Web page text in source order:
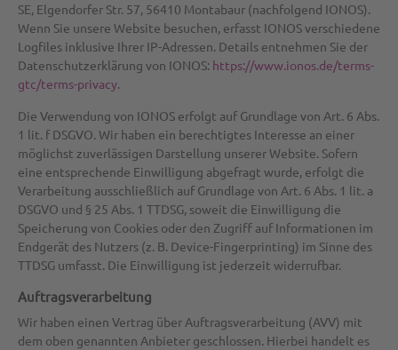
SE, Elgendorfer Str. 57, 56410 Montabaur (nachfolgend IONOS).
Wenn Sie unsere Website besuchen, erfasst IONOS verschiedene
Logfiles inklusive Ihrer IP-Adressen. Details entnehmen Sie der
Datenschutzerklärung von IONOS: https://www.ionos.de/terms-
gtc/terms-privacy.
Die Verwendung von IONOS erfolgt auf Grundlage von Art. 6 Abs.
1 lit. f DSGVO. Wir haben ein berechtigtes Interesse an einer
möglichst zuverlässigen Darstellung unserer Website. Sofern
eine entsprechende Einwilligung abgefragt wurde, erfolgt die
Verarbeitung ausschließlich auf Grundlage von Art. 6 Abs. 1 lit. a
DSGVO und § 25 Abs. 1 TTDSG, soweit die Einwilligung die
Speicherung von Cookies oder den Zugriff auf Informationen im
Endgerät des Nutzers (z. B. Device-Fingerprinting) im Sinne des
TTDSG umfasst. Die Einwilligung ist jederzeit widerrufbar.
Auftragsverarbeitung
Wir haben einen Vertrag über Auftragsverarbeitung (AVV) mit
dem oben genannten Anbieter geschlossen. Hierbei handelt es